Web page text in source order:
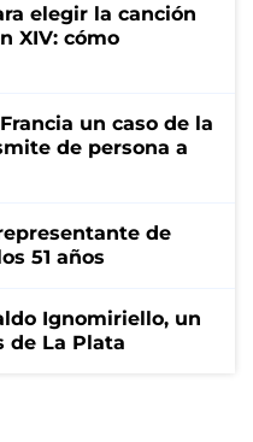
elegir la canción
XIV: cómo
un caso de la
de persona a
de
51 años
Ignomiriello, un
de La Plata